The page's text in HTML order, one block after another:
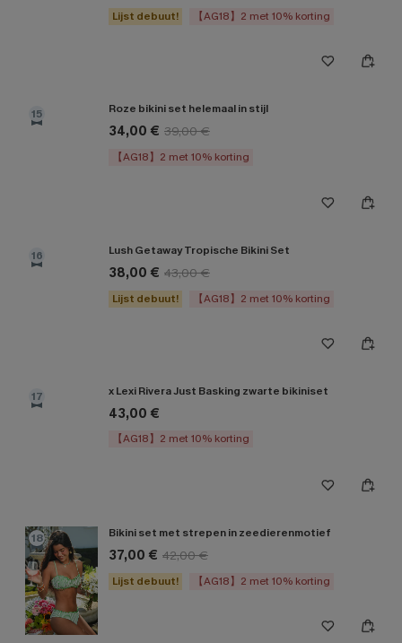
Lijst debuut! 【AG18】2 met 10% korting
15 Roze bikini set helemaal in stijl
34,00 € 39,00 €
【AG18】2 met 10% korting
16 Lush Getaway Tropische Bikini Set
38,00 € 43,00 €
Lijst debuut! 【AG18】2 met 10% korting
17 x Lexi Rivera Just Basking zwarte bikiniset
43,00 €
【AG18】2 met 10% korting
18 Bikini set met strepen in zeedierenmotief
37,00 € 42,00 €
Lijst debuut! 【AG18】2 met 10% korting